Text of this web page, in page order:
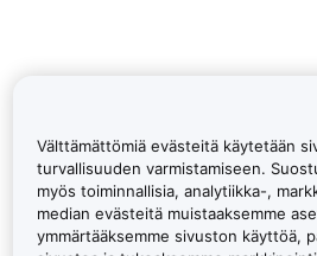
Välttämättömiä evästeitä käytetään
turvallisuuden varmistamiseen.
myös toiminnallisia, analytiikka-,
median evästeitä muistaaksemme
ymmärtääksemme sivuston käyttöä,